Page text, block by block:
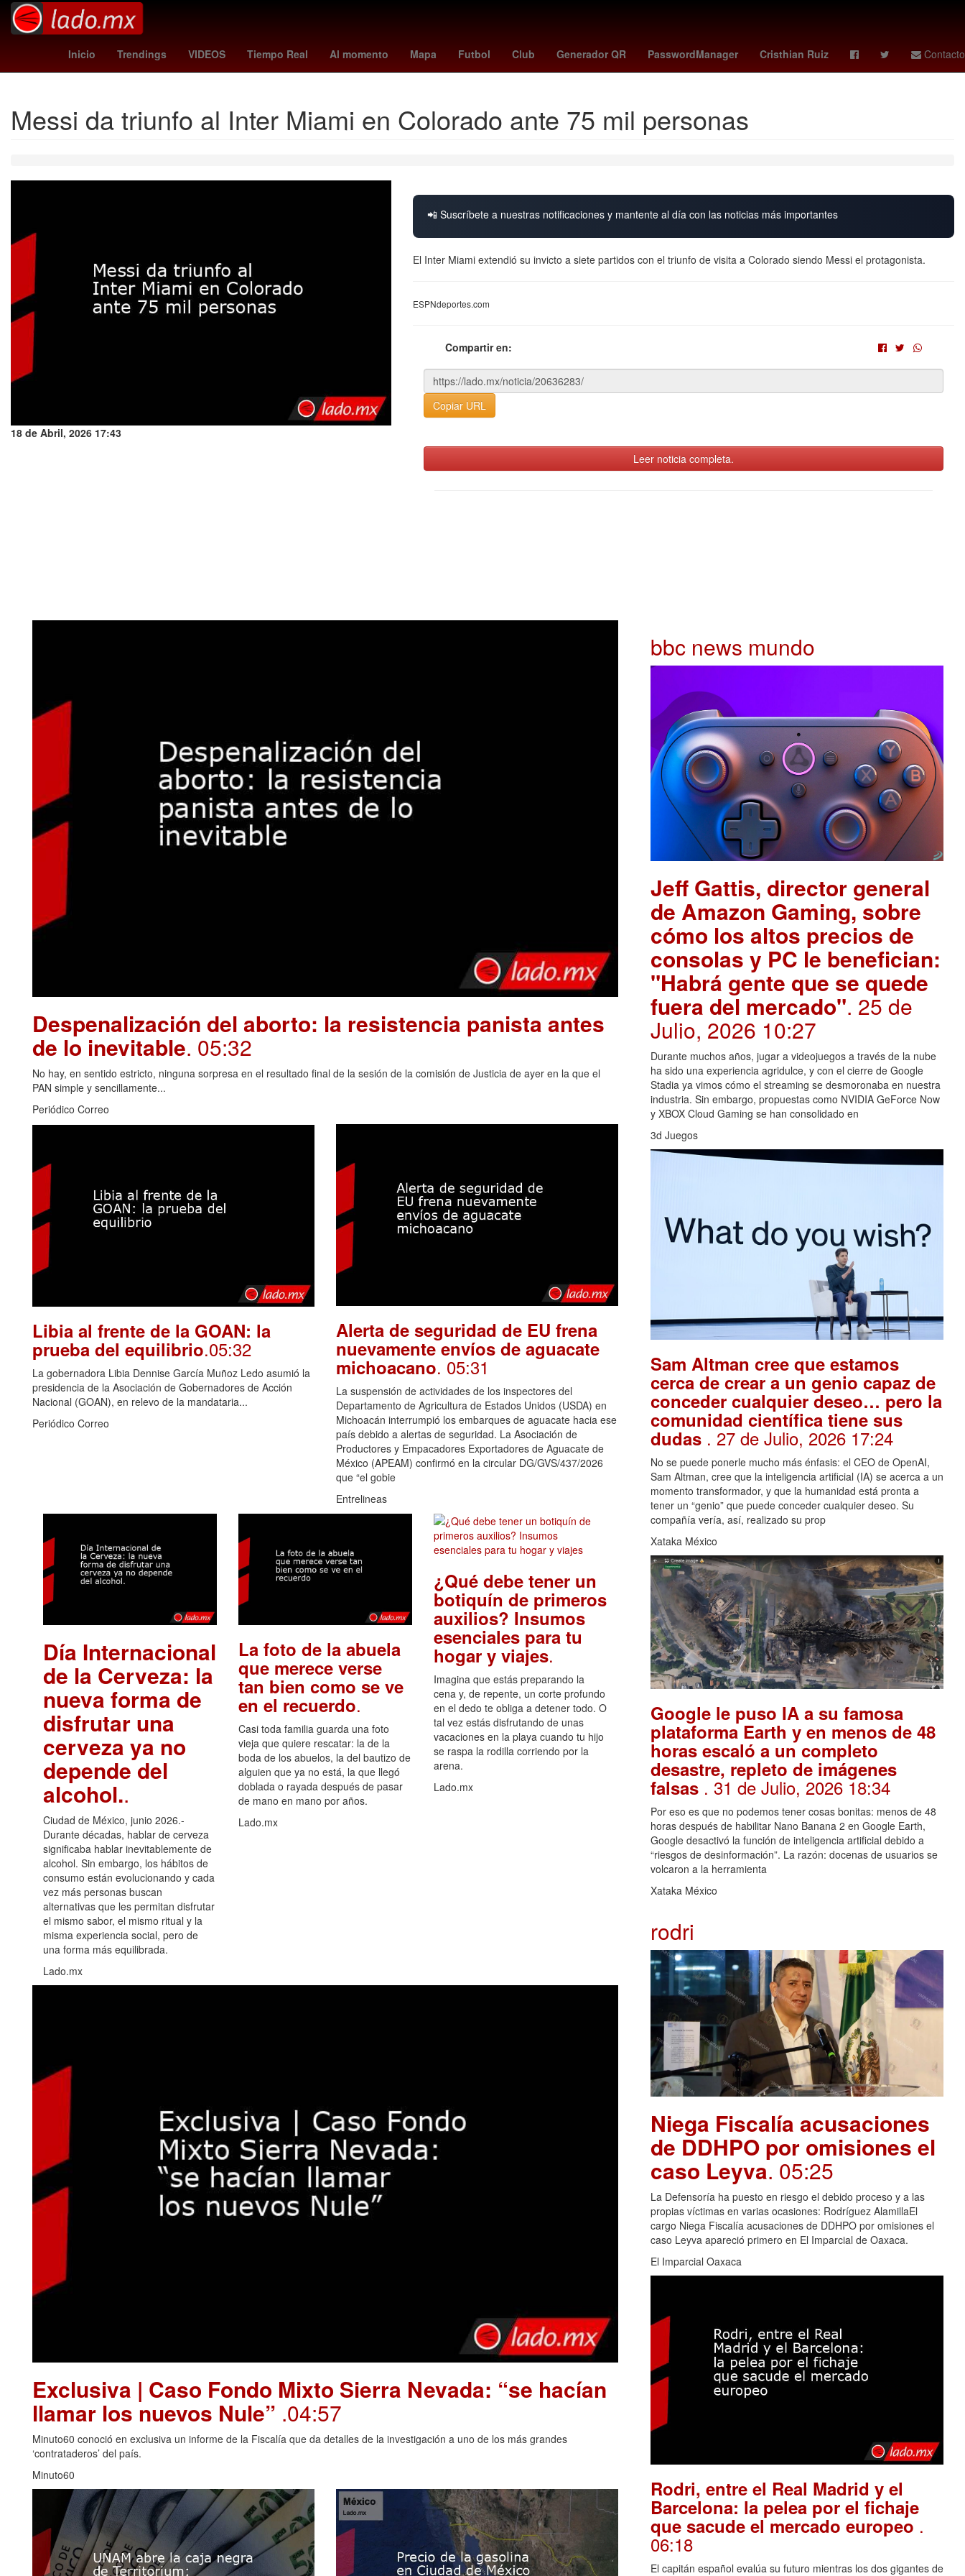
Inicio Trendings VIDEOS Tiempo Real Al momento Mapa Futbol Club Generador QR PasswordManager Cristhian Ruiz Contacto
arsenal crystal palace c Futbol Digitalización Clima CDMX hoy estafa rodri Miguel Herrera Sydney Sweeney Lenia Batres
Messi da triunfo al Inter Miami en Colorado ante 75 mil personas
18 de Abril, 2026 17:43
📲 Suscríbete a nuestras notificaciones y mantente al día con las noticias más importantes
El Inter Miami extendió su invicto a siete partidos con el triunfo de visita a Colorado siendo Messi el protagonista.
ESPNdeportes.com
Compartir en:
Copiar URL
Leer noticia completa.
Despenalización del aborto: la resistencia panista antes
de lo inevitable. 05:32
No hay, en sentido estricto, ninguna sorpresa en el resultado final de la sesión de la comisión de Justicia de ayer en la que el
PAN simple y sencillamente...
Periódico Correo
Libia al frente de la GOAN: la
prueba del equilibrio.05:32
La gobernadora Libia Dennise García Muñoz Ledo asumió la
presidencia de la Asociación de Gobernadores de Acción
Nacional (GOAN), en relevo de la mandataria...
Periódico Correo
Alerta de seguridad de EU frena
nuevamente envíos de aguacate
michoacano. 05:31
La suspensión de actividades de los inspectores del
Departamento de Agricultura de Estados Unidos (USDA) en
Michoacán interrumpió los embarques de aguacate hacia ese
país debido a alertas de seguridad. La Asociación de
Productores y Empacadores Exportadores de Aguacate de
México (APEAM) confirmó en la circular DG/GVS/437/2026
que “el gobie
Entrelineas
Día Internacional
de la Cerveza: la
nueva forma de
disfrutar una
cerveza ya no
depende del
alcohol..
Ciudad de México, junio 2026.-
Durante décadas, hablar de cerveza
significaba hablar inevitablemente de
alcohol. Sin embargo, los hábitos de
consumo están evolucionando y cada
vez más personas buscan
alternativas que les permitan disfrutar
el mismo sabor, el mismo ritual y la
misma experiencia social, pero de
una forma más equilibrada.
Lado.mx
La foto de la abuela
que merece verse
tan bien como se ve
en el recuerdo.
Casi toda familia guarda una foto
vieja que quiere rescatar: la de la
boda de los abuelos, la del bautizo de
alguien que ya no está, la que llegó
doblada o rayada después de pasar
de mano en mano por años.
Lado.mx
¿Qué debe tener un
botiquín de primeros
auxilios? Insumos
esenciales para tu
hogar y viajes.
Imagina que estás preparando la
cena y, de repente, un corte profundo
en el dedo te obliga a detener todo. O
tal vez estás disfrutando de unas
vacaciones en la playa cuando tu hijo
se raspa la rodilla corriendo por la
arena.
Lado.mx
Exclusiva | Caso Fondo Mixto Sierra Nevada: “se hacían
llamar los nuevos Nule” .04:57
Minuto60 conoció en exclusiva un informe de la Fiscalía que da detalles de la investigación a uno de los más grandes
‘contrataderos’ del país.
Minuto60
bbc news mundo
Jeff Gattis, director general
de Amazon Gaming, sobre
cómo los altos precios de
consolas y PC le benefician:
"Habrá gente que se quede
fuera del mercado". 25 de
Julio, 2026 10:27
Durante muchos años, jugar a videojuegos a través de la nube
ha sido una experiencia agridulce, y con el cierre de Google
Stadia ya vimos cómo el streaming se desmoronaba en nuestra
industria. Sin embargo, propuestas como NVIDIA GeForce Now
y XBOX Cloud Gaming se han consolidado en
3d Juegos
Sam Altman cree que estamos
cerca de crear a un genio capaz de
conceder cualquier deseo… pero la
comunidad científica tiene sus
dudas . 27 de Julio, 2026 17:24
No se puede ponerle mucho más énfasis: el CEO de OpenAI,
Sam Altman, cree que la inteligencia artificial (IA) se acerca a un
momento transformador, y que la humanidad está pronta a
tener un “genio” que puede conceder cualquier deseo. Su
compañía vería, así, realizado su prop
Xataka México
Google le puso IA a su famosa
plataforma Earth y en menos de 48
horas escaló a un completo
desastre, repleto de imágenes
falsas . 31 de Julio, 2026 18:34
Por eso es que no podemos tener cosas bonitas: menos de 48
horas después de habilitar Nano Banana 2 en Google Earth,
Google desactivó la función de inteligencia artificial debido a
“riesgos de desinformación”. La razón: docenas de usuarios se
volcaron a la herramienta
Xataka México
rodri
Niega Fiscalía acusaciones
de DDHPO por omisiones el
caso Leyva. 05:25
La Defensoría ha puesto en riesgo el debido proceso y a las
propias víctimas en varias ocasiones: Rodríguez AlamillaEl
cargo Niega Fiscalía acusaciones de DDHPO por omisiones el
caso Leyva apareció primero en El Imparcial de Oaxaca.
El Imparcial Oaxaca
Rodri, entre el Real Madrid y el
Barcelona: la pelea por el fichaje
que sacude el mercado europeo .
06:18
El capitán español evalúa su futuro mientras los dos gigantes de